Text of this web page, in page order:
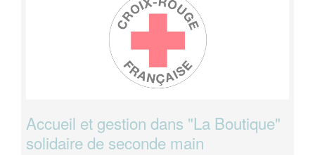
Accueil et gestion dans "La Boutique"
solidaire de seconde main